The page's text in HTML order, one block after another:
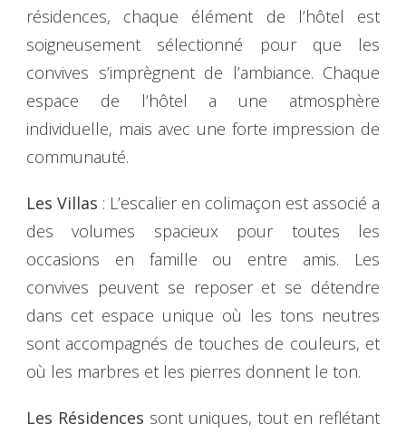
résidences, chaque élément de l’hôtel est
soigneusement sélectionné pour que les
convives s’imprègnent de l’ambiance. Chaque
espace de l’hôtel a une atmosphère
individuelle, mais avec une forte impression de
communauté.
Les Villas : L’escalier en colimaçon est associé a
des volumes spacieux pour toutes les
occasions en famille ou entre amis. Les
convives peuvent se reposer et se détendre
dans cet espace unique où les tons neutres
sont accompagnés de touches de couleurs, et
où les marbres et les pierres donnent le ton.
Les Résidences sont uniques, tout en reflétant